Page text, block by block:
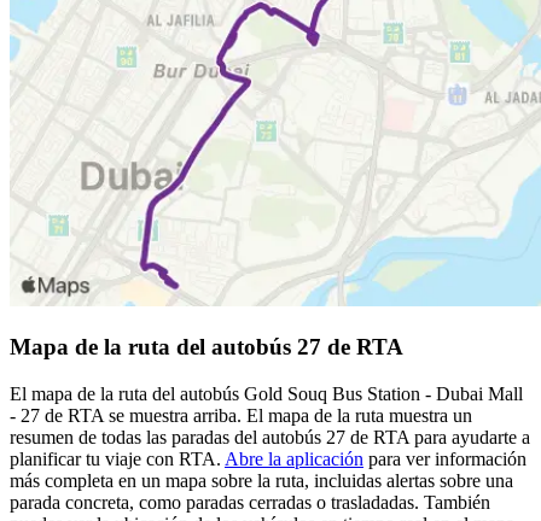
Mapa de la ruta del autobús 27 de RTA
El mapa de la ruta del autobús Gold Souq Bus Station - Dubai Mall
- 27 de RTA se muestra arriba. El mapa de la ruta muestra un
resumen de todas las paradas del autobús 27 de RTA para ayudarte a
planificar tu viaje con RTA. Abre la aplicación para ver información
más completa en un mapa sobre la ruta, incluidas alertas sobre una
parada concreta, como paradas cerradas o trasladadas. También